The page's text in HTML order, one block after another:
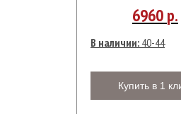
6960р.
В наличии: 40-44
Купить в 1